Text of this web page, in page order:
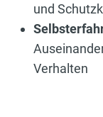
und
Verhalten